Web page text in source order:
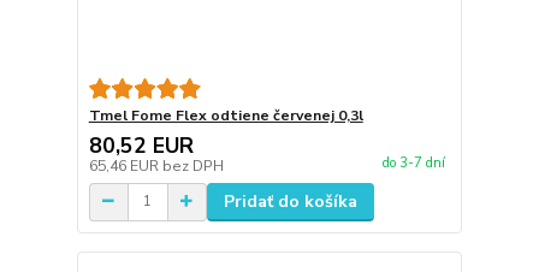
Tmel Fome Flex odtiene červenej 0,3l
80,52 EUR
65,46 EUR bez DPH do 3-7 dní
Pridať do košíka